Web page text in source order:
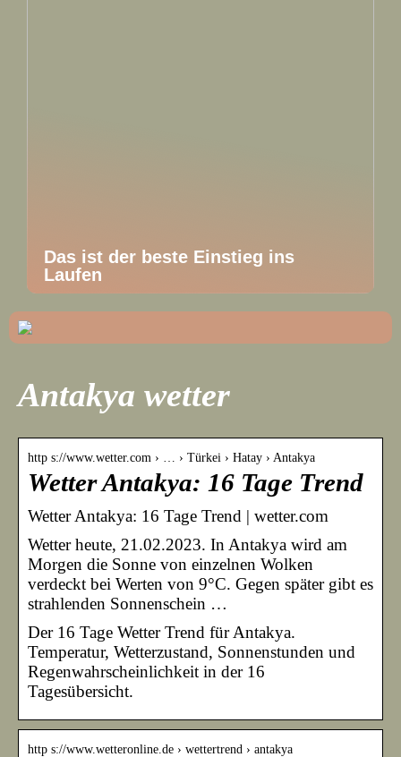
Das ist der beste Einstieg ins
Laufen
Antakya wetter
http s://www.wetter.com › … › Türkei › Hatay › Antakya
Wetter Antakya: 16 Tage Trend
Wetter Antakya: 16 Tage Trend | wetter.com
Wetter heute, 21.02.2023. In Antakya wird am
Morgen die Sonne von einzelnen Wolken
verdeckt bei Werten von 9°C. Gegen später gibt es
strahlenden Sonnenschein …
Der 16 Tage Wetter Trend für Antakya.
Temperatur, Wetterzustand, Sonnenstunden und
Regenwahrscheinlichkeit in der 16
Tagesübersicht.
http s://www.wetteronline.de › wettertrend › antakya